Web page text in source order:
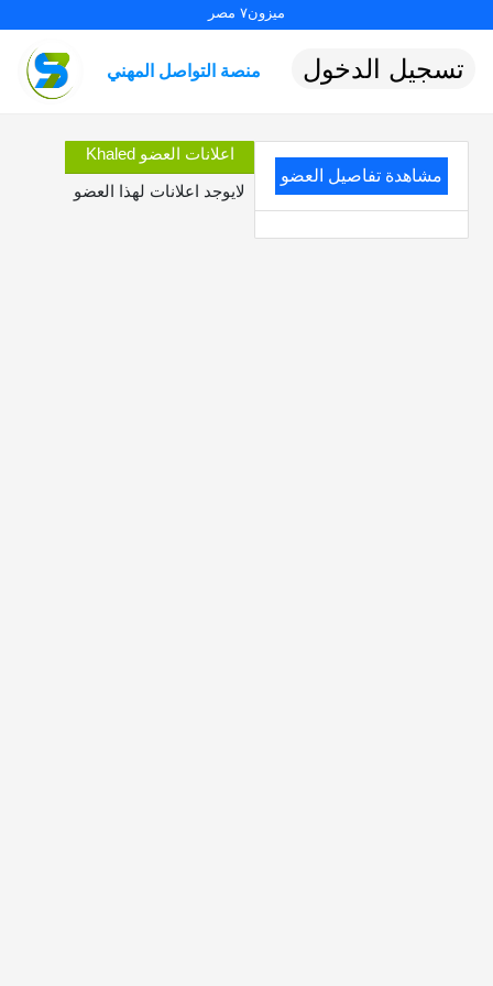
ميزون٧ مصر
منصة التواصل المهني تسجيل الدخول
مشاهدة تفاصيل العضو
اعلانات العضو Khaled
لايوجد اعلانات لهذا العضو